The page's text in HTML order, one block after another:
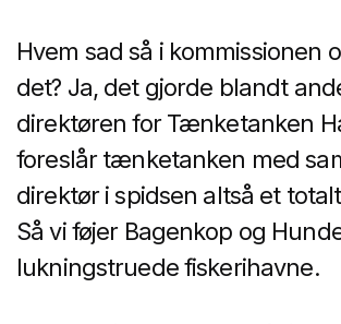
Hvem sad så i kommissionen
det? Ja, det gjorde blandt
direktøren for Tænketanken
foreslår tænketanken med
direktør i spidsen altså et
Så vi føjer Bagenkop og
lukningstruede fiskerihavne.